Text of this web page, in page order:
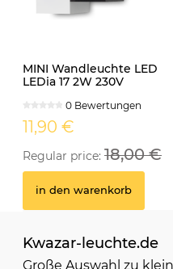
MINI Wandleuchte LED
LEDia 17 2W 230V
0 Bewertungen
11,90 €
Regular price: 18,00 €
in den warenkorb
Kwazar-leuchte.de
Große Auswahl zu